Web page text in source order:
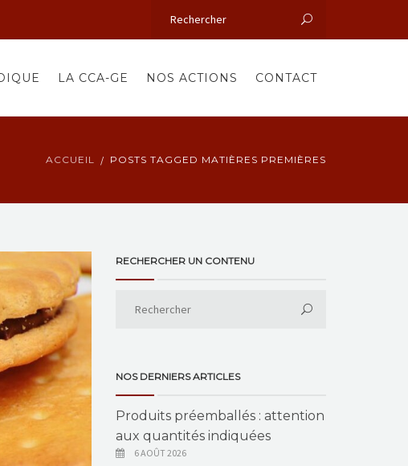
LA CCA-GE NOS ACTIONS CONTACT
ACCUEIL POSTS TAGGED MATIÈRES PREMIÈRES
RECHERCHER UN CONTENU
NOS DERNIERS ARTICLES
Produits préemballés : attention
aux quantités indiquées
6 AOÛT 2026